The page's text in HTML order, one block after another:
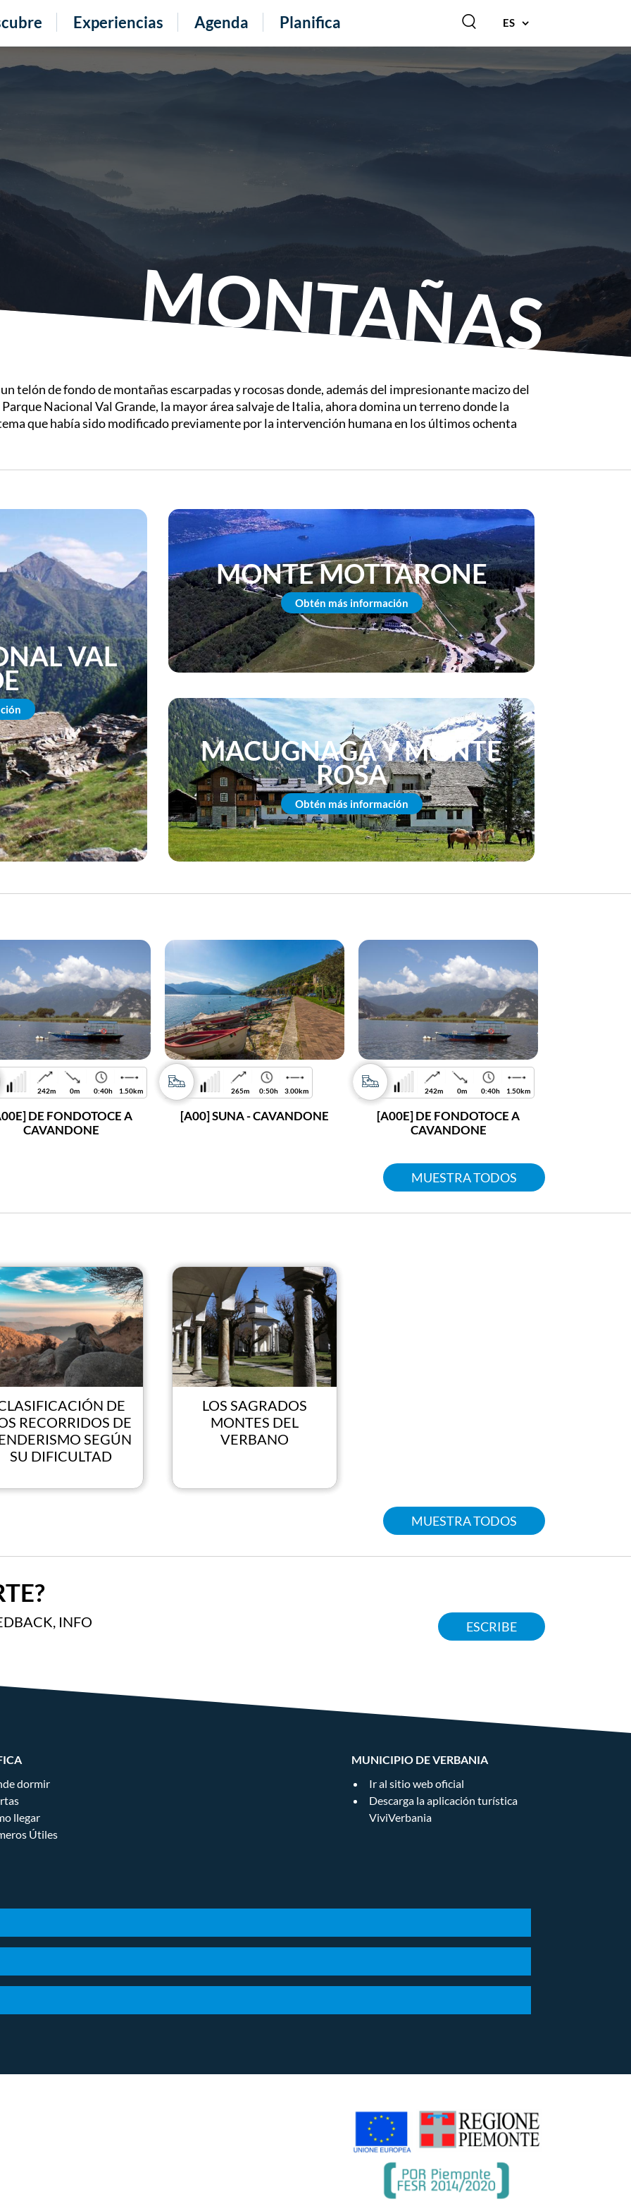
Experiencias Agenda Planifica ES
MONTAÑAS
telón de fondo de montañas escarpadas y rocosas donde, además del impresionante macizo del
Nacional Val Grande, la mayor área salvaje de Italia, ahora domina un terreno donde la
que había sido modificado previamente por la intervención humana en los últimos ochenta
VAL
MONTE MOTTARONE
Obtén más información
MACUGNAGA Y MONTE
ROSA
Obtén más información
242m 0m 0:40h 1.50km
DE FONDOTOCE A
CAVANDONE
265m 0:50h 3.00km
[A00] SUNA - CAVANDONE
242m 0m 0:40h 1.50km
[A00E] DE FONDOTOCE A
CAVANDONE
MUESTRA TODOS
DE
RECORRIDOS DE
SEGÚN
SU DIFICULTAD
LOS SAGRADOS
MONTES DEL
VERBANO
MUESTRA TODOS
INFO ESCRIBE
dormir
llegar
Útiles
MUNICIPIO DE VERBANIA
Ir al sitio web oficial
Descarga la aplicación turística
ViviVerbania